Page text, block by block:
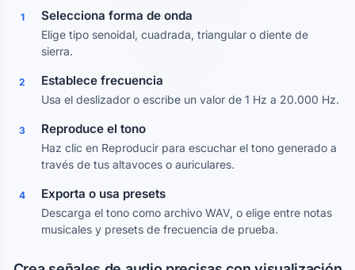
1 Selecciona forma de onda
Elige tipo senoidal, cuadrada, triangular o diente de
sierra.
2 Establece frecuencia
Usa el deslizador o escribe un valor de 1 Hz a 20.000 Hz.
3 Reproduce el tono
Haz clic en Reproducir para escuchar el tono generado a
través de tus altavoces o auriculares.
4 Exporta o usa presets
Descarga el tono como archivo WAV, o elige entre notas
musicales y presets de frecuencia de prueba.